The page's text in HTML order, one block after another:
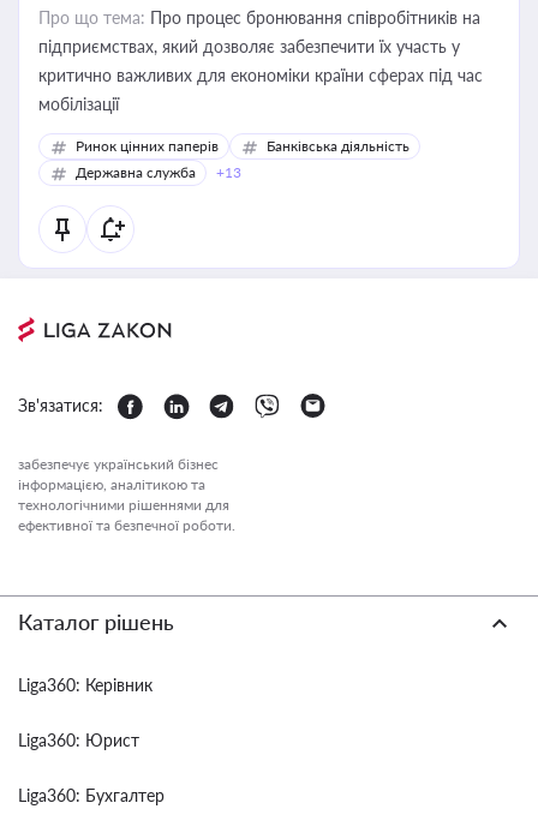
Про що тема: Про процес бронювання співробітників на
підприємствах, який дозволяє забезпечити їх участь у
критично важливих для економіки країни сферах під час
мобілізації
Ринок цінних паперів
Банківська діяльність
Державна служба
+13
Зв'язатися:
забезпечує український бізнес
інформацією, аналітикою та
технологічними рішеннями для
ефективної та безпечної роботи.
Каталог рішень
Liga360: Керівник
Liga360: Юрист
Liga360: Бухгалтер